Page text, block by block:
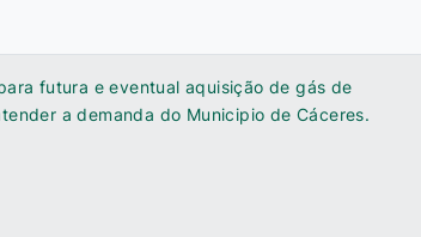
futura e eventual aquisição de gás de
a demanda do Municipio de Cáceres.